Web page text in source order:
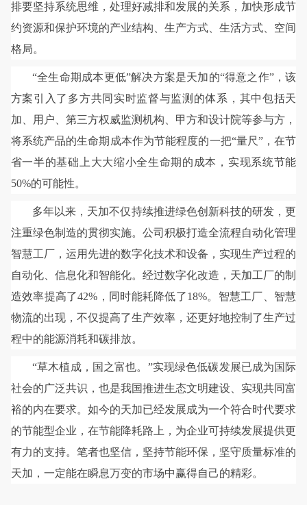
排要坚持系统思维，处理好减排和发展的关系，加快形成节
约资源和保护环境的产业结构、生产方式、生活方式、空间
格局。
“全生命期成本更低”解决方案是天加的“得意之作”，该
方案引入了多方共同实时监督与监测的体系，其中包括天
加、用户、第三方权威监测机构、甲方和设计院等参与方，
将系统产品的生命期成本作为节能程度的一把“量尺”，在节
省一半的基础上大大缩小全生命期的成本，实现系统节能
50%的可能性。
多年以来，天加不仅持续推进绿色创新科技的研发，更
注重绿色制造的贯彻实施。公司积极打造全流程自动化管理
智慧工厂，运用先进的数字化技术和设备，实现生产过程的
自动化、信息化和智能化。经过数字化改造，天加工厂的制
造效率提高了42%，同时能耗降低了18%。智慧工厂、智慧
物流的出现，不仅提高了生产效率，还更好地控制了生产过
程中的能源消耗和碳排放。
“草木植成，国之富也。”实现绿色低碳发展已成为国际
社会的广泛共识，也是我国推进生态文明建设、实现共同富
裕的内在要求。如今的天加已经发展成为一个符合时代要求
的节能型企业，在节能降耗路上，为企业可持续发展提供更
有力的支持。笔者也坚信，坚持节能环保，坚守质量标准的
天加，一定能在瞬息万变的市场中赢得自己的精彩。